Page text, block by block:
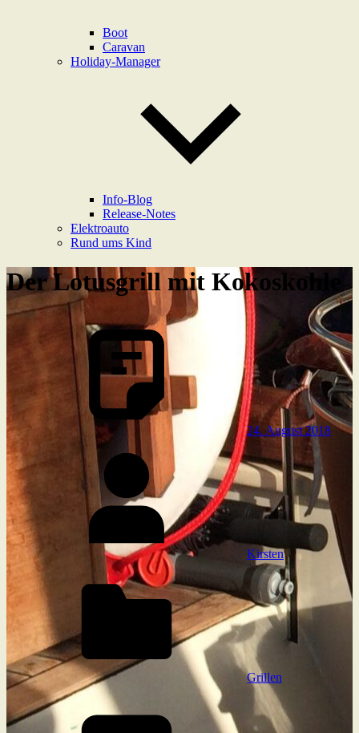
Boot
Caravan
Holiday-Manager
Info-Blog
Release-Notes
Elektroauto
Rund ums Kind
Der Lotusgrill mit Kokoskohle
24. August 2018
Kirsten
Grillen